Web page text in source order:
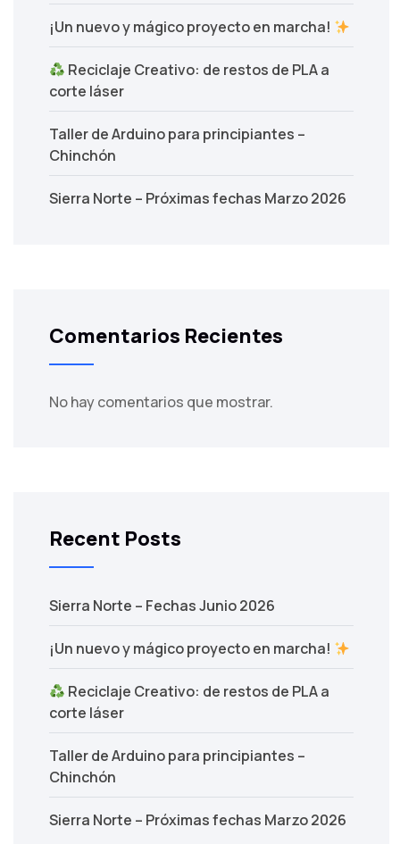
¡Un nuevo y mágico proyecto en marcha!
Reciclaje Creativo: de restos de PLA a
corte láser
Taller de Arduino para principiantes –
Chinchón
Sierra Norte – Próximas fechas Marzo 2026
Comentarios Recientes
No hay comentarios que mostrar.
Recent Posts
Sierra Norte – Fechas Junio 2026
¡Un nuevo y mágico proyecto en marcha!
Reciclaje Creativo: de restos de PLA a
corte láser
Taller de Arduino para principiantes –
Chinchón
Sierra Norte – Próximas fechas Marzo 2026